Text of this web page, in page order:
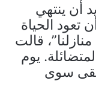
أن ينتهي
تعود الحياة
قالت
يوم
سوى